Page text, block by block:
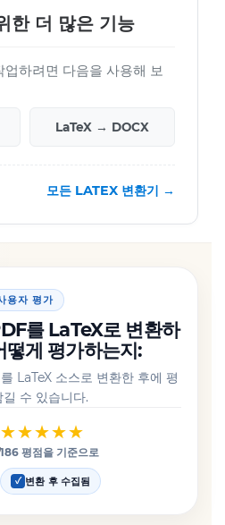
한 더 많은 기능
하려면 다음을 사용해 보
LaTeX → DOCX
모든 LATEX 변환기 →
용자 평가
를 LaTeX로 변환하
떻게 평가하는지:
LaTeX 소스로 변환한 후에 평
길 수 있습니다.
★★★★★
186 평점을 기준으로
✓ 변환 후 수집됨